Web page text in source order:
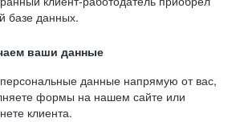
базе данных.
ваши данные
данные напрямую от вас,
формы на нашем сайте или
клиента.